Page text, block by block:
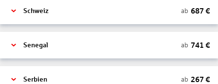
Schweiz ab 687 €
Senegal ab 741 €
Serbien ab 267 €